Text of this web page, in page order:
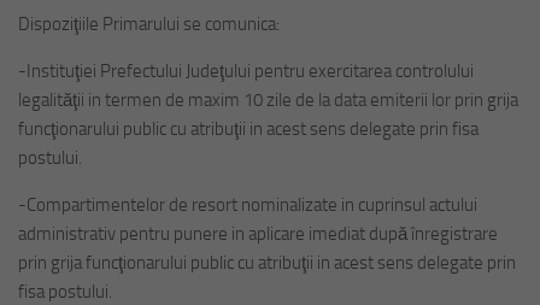
Dispoziţiile Primarului se comunica:
-Instituţiei Prefectului Judeţului pentru exercitarea controlului
legalităţii in termen de maxim 10 zile de la data emiterii lor prin grija
funcţionarului public cu atribuţii in acest sens delegate prin fisa
postului.
-Compartimentelor de resort nominalizate in cuprinsul actului
administrativ pentru punere in aplicare imediat după înregistrare
prin grija funcţionarului public cu atribuţii in acest sens delegate prin
fisa postului.